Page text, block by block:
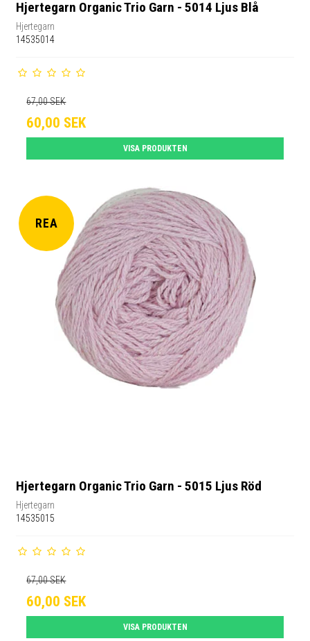
Hjertegarn Organic Trio Garn - 5014 Ljus Blå
Hjertegarn
14535014
67,00 SEK
60,00 SEK
VISA PRODUKTEN
REA
Hjertegarn Organic Trio Garn - 5015 Ljus Röd
Hjertegarn
14535015
67,00 SEK
60,00 SEK
VISA PRODUKTEN